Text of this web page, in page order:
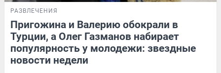
РАЗВЛЕЧЕНИЯ
Пригожина и Валерию обокрали в
Турции, а Олег Газманов набирает
популярность у молодежи: звездные
новости недели